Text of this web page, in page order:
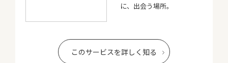
に、出会う場所。
このサービスを詳しく知る